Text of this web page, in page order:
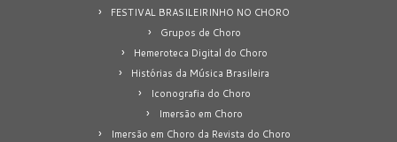
FESTIVAL BRASILEIRINHO NO CHORO
Grupos de Choro
Hemeroteca Digital do Choro
Histórias da Música Brasileira
Iconografia do Choro
Imersão em Choro
Imersão em Choro da Revista do Choro